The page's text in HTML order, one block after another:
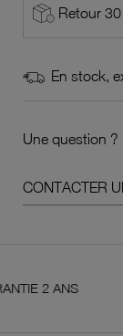
Retour
En stock,
Une question ?
CONTACTER
ANS